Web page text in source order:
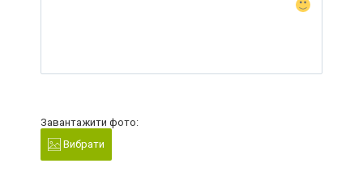
Завантажити фото:
Вибрати